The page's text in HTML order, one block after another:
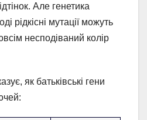
Але генетика
рідкісні мутації можуть
несподіваний колір
як батьківські гени